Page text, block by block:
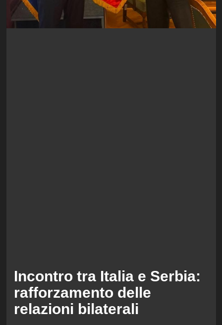
Incontro tra Italia e Serbia:
rafforzamento delle
relazioni bilaterali